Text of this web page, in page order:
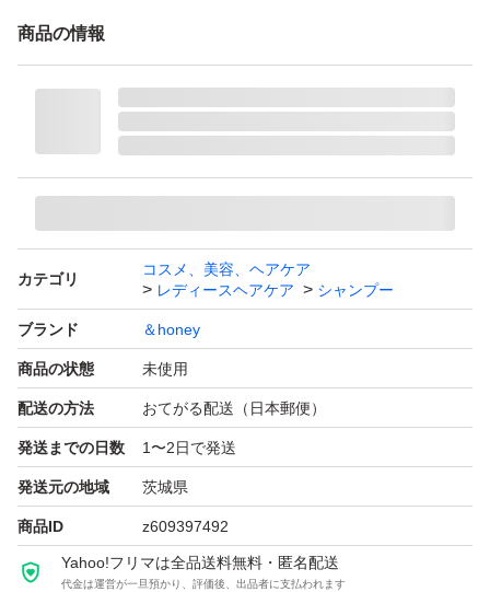
商品の情報
カテゴリ
コスメ、美容、ヘアケア
レディースヘアケア
シャンプー
ブランド ＆honey
商品の状態 未使用
配送の方法 おてがる配送（日本郵便）
発送までの日数 1〜2日で発送
発送元の地域 茨城県
商品ID z609397492
Yahoo!フリマは全品送料無料・匿名配送
代金は運営が一旦預かり、評価後、出品者に支払われます